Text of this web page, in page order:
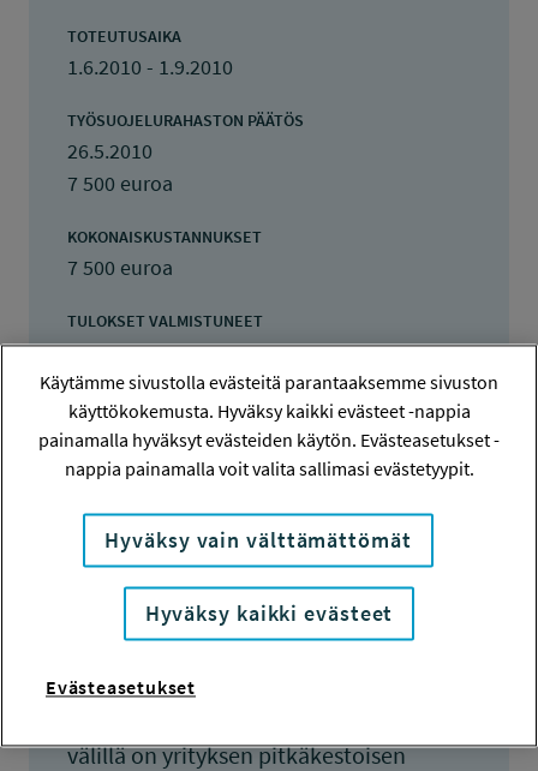
TOTEUTUSAIKA
1.6.2010 - 1.9.2010
TYÖSUOJELURAHASTON PÄÄTÖS
26.5.2010
7 500 euroa
KOKONAISKUSTANNUKSET
7 500 euroa
TULOKSET VALMISTUNEET
1.9.2010
Tiivistelmä
Kirjan tavoitteena on auttaa yrityksiä
parantamaan yhteistoimintaansa ja
tuoda esille yt-lain todellinen henki.
Siinä perustellaan, miksi hyvin toimiva
välillä on yrityksen pitkäkestoisen
Käytämme sivustolla evästeitä parantaaksemme sivuston
käyttökokemusta. Hyväksy kaikki evästeet -nappia
painamalla hyväksyt evästeiden käytön. Evästeasetukset -
nappia painamalla voit valita sallimasi evästetyypit.
Hyväksy vain välttämättömät
Hyväksy kaikki evästeet
Evästeasetukset